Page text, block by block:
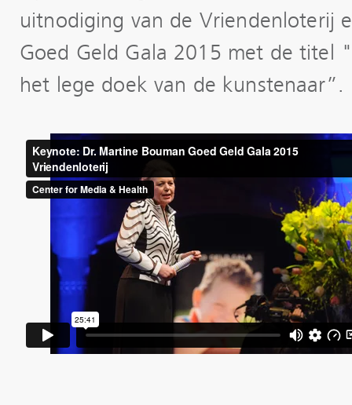
uitnodiging van de Vriendenloterij
Goed Geld Gala 2015 met de titel
het lege doek van de kunstenaar”.